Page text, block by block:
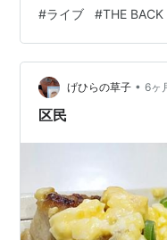
を観る事は叶わず。
貰いに行けるってこ
ファーは２階に居た
気になる人は後日。
は乳酸菌の味がした。
#ライブ #THE BACK
げひらの草子 • 6ヶ
区民